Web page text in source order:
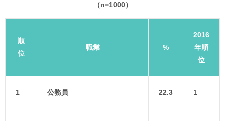
（n=1000）
順
位
職業 %
2016
年順
位
1 公務員 22.3 1